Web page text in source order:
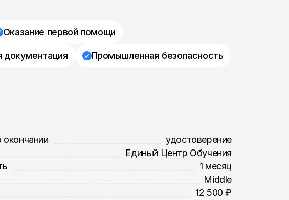
Оказание первой помощи
документация Промышленная безопасность
удостоверение
Единый Центр Обучения
1 месяц
Middle
12 500 ₽